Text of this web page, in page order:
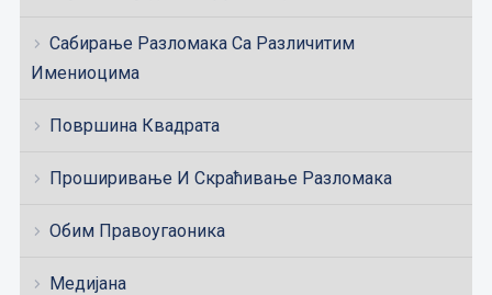
Сабирање Разломака Са Различитим
Имениоцима
Површина Квадрата
Проширивање И Скраћивање Разломака
Обим Правоугаоника
Медијана